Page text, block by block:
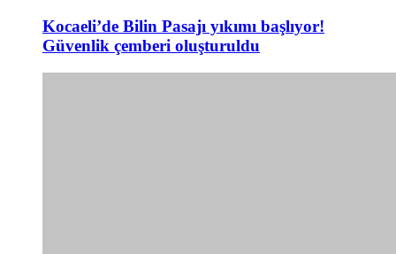
Kocaeli’de Bilin Pasajı yıkımı başlıyor!
Güvenlik çemberi oluşturuldu